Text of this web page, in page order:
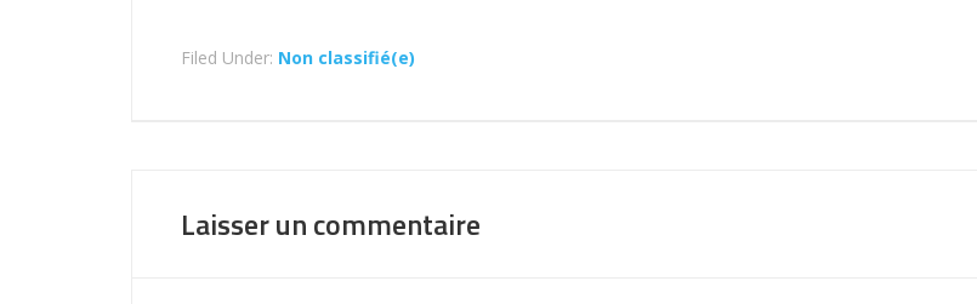
Filed Under: Non classifié(e)
Laisser un commentaire